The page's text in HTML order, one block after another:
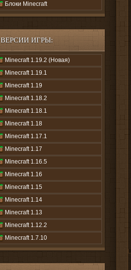
Блоки Minecraft
ВЕРСИИ ИГРЫ:
Minecraft 1.19.2 (Новая)
Minecraft 1.19.1
Minecraft 1.19
Minecraft 1.18.2
Minecraft 1.18.1
Minecraft 1.18
Minecraft 1.17.1
Minecraft 1.17
Minecraft 1.16.5
Minecraft 1.16
Minecraft 1.15
Minecraft 1.14
Minecraft 1.13
Minecraft 1.12.2
Minecraft 1.7.10